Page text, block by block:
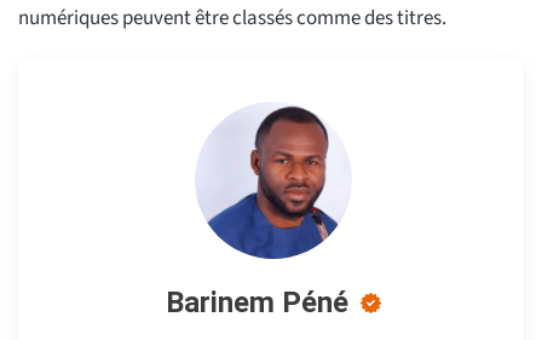
numériques peuvent être classés comme des titres.
Barinem Péné